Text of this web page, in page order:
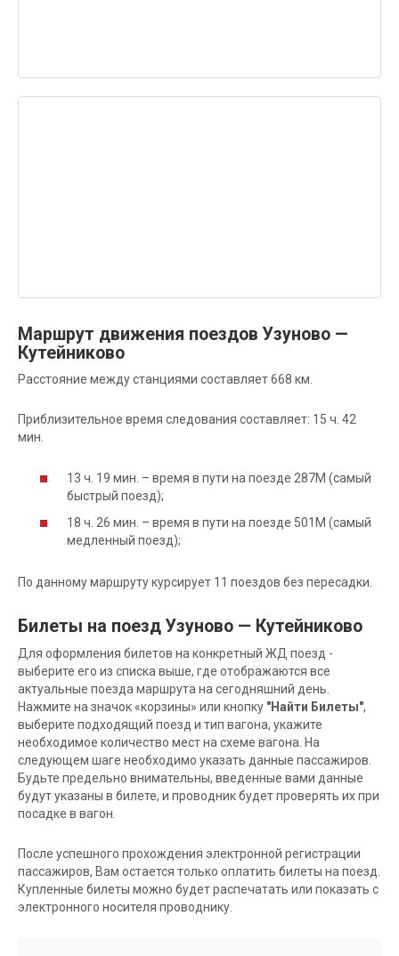
Маршрут движения поездов Узуново —
Кутейниково
Расстояние между станциями составляет 668 км.
Приблизительное время следования составляет: 15 ч. 42
мин.
13 ч. 19 мин. – время в пути на поезде 287М (самый
быстрый поезд);
18 ч. 26 мин. – время в пути на поезде 501М (самый
медленный поезд);
По данному маршруту курсирует 11 поездов без пересадки.
Билеты на поезд Узуново — Кутейниково
Для оформления билетов на конкретный ЖД поезд -
выберите его из списка выше, где отображаются все
актуальные поезда маршрута на сегодняшний день.
Нажмите на значок «корзины» или кнопку "Найти Билеты",
выберите подходящий поезд и тип вагона, укажите
необходимое количество мест на схеме вагона. На
следующем шаге необходимо указать данные пассажиров.
Будьте предельно внимательны, введенные вами данные
будут указаны в билете, и проводник будет проверять их при
посадке в вагон.
После успешного прохождения электронной регистрации
пассажиров, Вам остается только оплатить билеты на поезд.
Купленные билеты можно будет распечатать или показать с
электронного носителя проводнику.